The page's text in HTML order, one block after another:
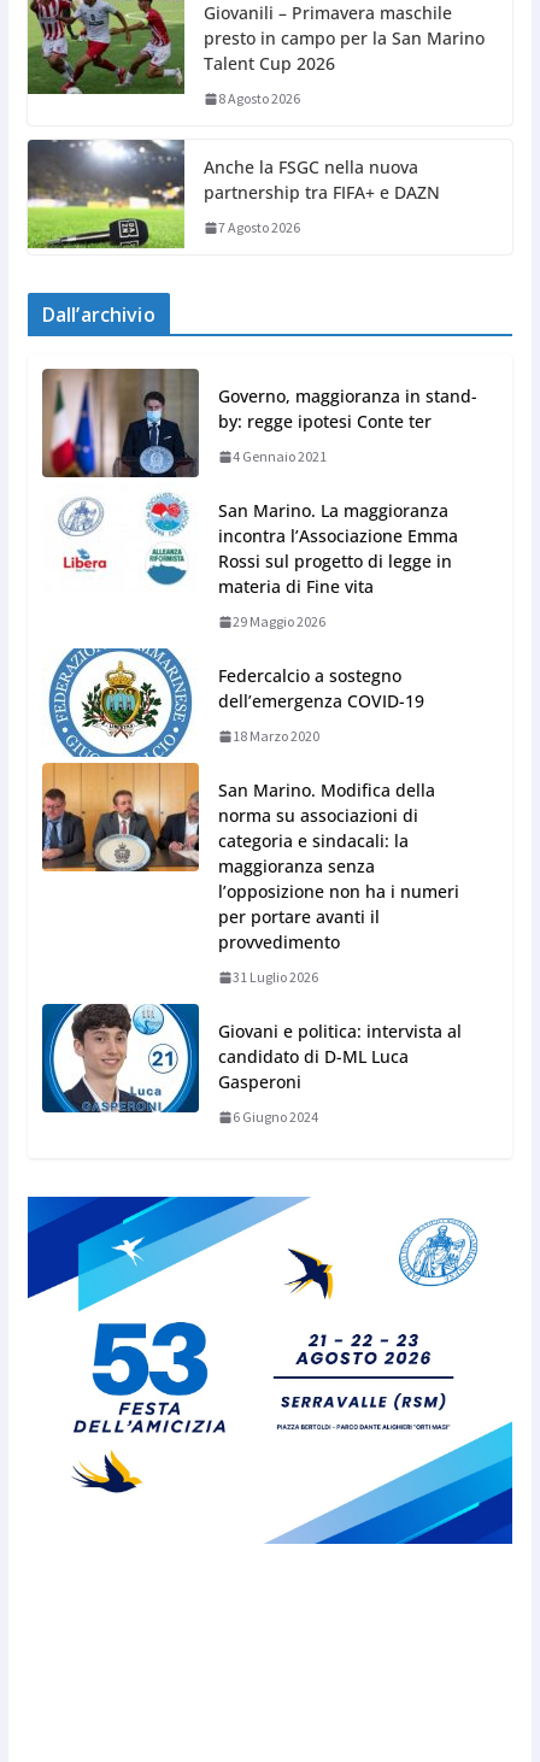
Giovanili – Primavera maschile
presto in campo per la San Marino
Talent Cup 2026
8 Agosto 2026
Anche la FSGC nella nuova
partnership tra FIFA+ e DAZN
7 Agosto 2026
Dall’archivio
Governo, maggioranza in stand-
by: regge ipotesi Conte ter
4 Gennaio 2021
San Marino. La maggioranza
incontra l’Associazione Emma
Rossi sul progetto di legge in
materia di Fine vita
29 Maggio 2026
Federcalcio a sostegno
dell’emergenza COVID-19
18 Marzo 2020
San Marino. Modifica della
norma su associazioni di
categoria e sindacali: la
maggioranza senza
l’opposizione non ha i numeri
per portare avanti il
provvedimento
31 Luglio 2026
Giovani e politica: intervista al
candidato di D-ML Luca
Gasperoni
6 Giugno 2024